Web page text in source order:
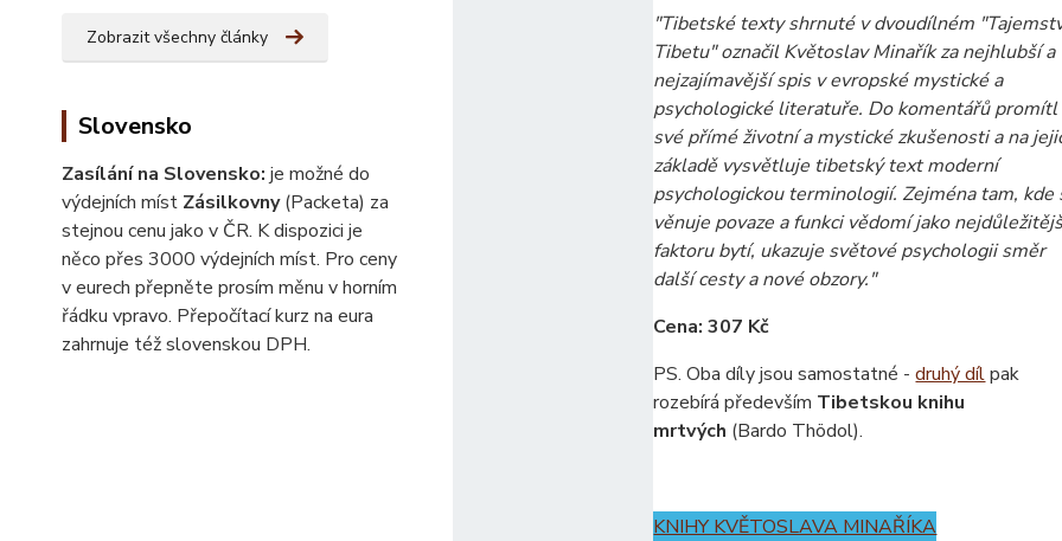
Zobrazit všechny články
Slovensko
Zasílání na Slovensko: je možné do
výdejních míst Zásilkovny(Packeta) za
stejnou cenu jako v ČR. K dispozici je
něco přes 3000 výdejních míst. Pro ceny
v eurech přepněte prosím měnu v horním
řádku vpravo. Přepočítací kurz na eura
zahrnuje též slovenskou DPH.
"Tibetské texty shrnuté v dvoudílném
Tibetu" označil Květoslav Minařík za nejhlubší a
nejzajímavější spis v evropské mystické a
psychologické literatuře. Do komentářů promítl
své přímé životní a mystické zkušenosti a na
základě vysvětluje tibetský text moderní
psychologickou terminologií. Zejména tam, kde
věnuje povaze a funkci vědomí jako
faktoru bytí, ukazuje světové psychologii směr
další cesty a nové obzory."
Cena: 307 Kč
PS. Oba díly jsou samostatné -druhý dílpak
rozebírá především Tibetskou knihu
mrtvých (Bardo Thödol).
KNIHY KVĚTOSLAVA MINAŘÍKA